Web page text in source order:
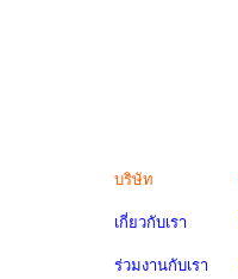
บริษัท
เกี่ยวกับเรา
ร่วมงานกับเรา